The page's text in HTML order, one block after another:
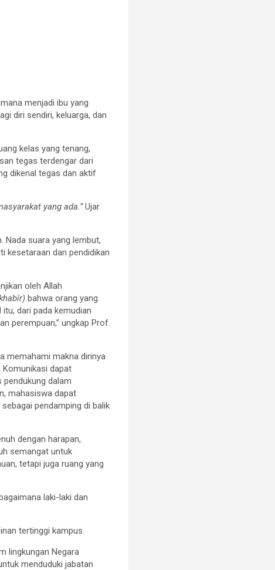
menjadi ibu yang
diri sendiri, keluarga, dan
kelas yang tenang,
tegas terdengar dari
dikenal tegas dan aktif
yang ada.”Ujar
Nada suara yang lembut,
kesetaraan dan pendidikan
oleh Allah
bahwa orang yang
dari pada kemudian
perempuan,” ungkap Prof.
memahami makna dirinya
Komunikasi dapat
dalam
mahasiswa dapat
pendamping di balik
dengan harapan,
semangat untuk
tetapi juga ruang yang
laki-laki dan
tertinggi kampus.
lingkungan Negara
menduduki jabatan